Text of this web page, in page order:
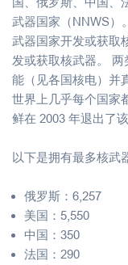
武器国家（NNWS）
武器国家开发或获取
发或获取核武器。
能（见各国核电）并
世界上几乎每个国家
鲜在 2003 年退出了该
以下是拥有最多核武
俄罗斯：6,257
美国：5,550
中国：350
法国：290